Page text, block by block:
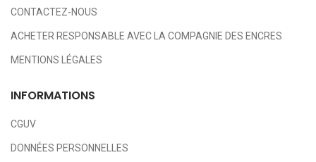
CONTACTEZ-NOUS
ACHETER RESPONSABLE AVEC LA COMPAGNIE DES ENCRES
MENTIONS LÉGALES
INFORMATIONS
CGUV
DONNÉES PERSONNELLES